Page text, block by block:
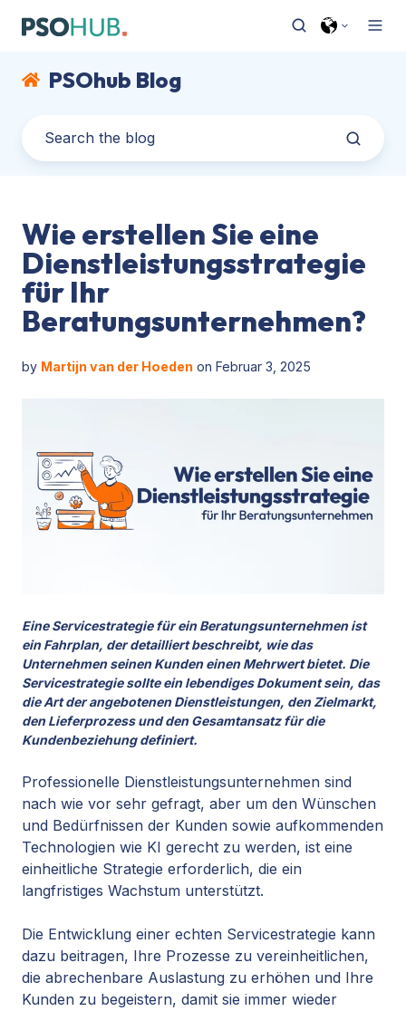
PSOhub Blog
Wie erstellen Sie eine
Dienstleistungsstrategie
für Ihr
Beratungsunternehmen?
by Martijn van der Hoeden on Februar 3, 2025
Eine Servicestrategie für ein Beratungsunternehmen ist
ein Fahrplan, der detailliert beschreibt, wie das
Unternehmen seinen Kunden einen Mehrwert bietet. Die
Servicestrategie sollte ein lebendiges Dokument sein, das
die Art der angebotenen Dienstleistungen, den Zielmarkt,
den Lieferprozess und den Gesamtansatz für die
Kundenbeziehung definiert.
Professionelle Dienstleistungsunternehmen sind
nach wie vor sehr gefragt, aber um den Wünschen
und Bedürfnissen der Kunden sowie aufkommenden
Technologien wie KI gerecht zu werden, ist eine
einheitliche Strategie erforderlich, die ein
langfristiges Wachstum unterstützt.
Die Entwicklung einer echten Servicestrategie kann
dazu beitragen, Ihre Prozesse zu vereinheitlichen,
die abrechenbare Auslastung zu erhöhen und Ihre
Kunden zu begeistern, damit sie immer wieder